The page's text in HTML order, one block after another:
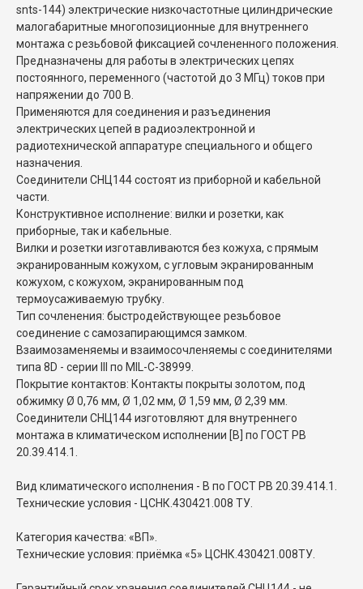
snts-144) электрические низкочастотные цилиндрические
малогабаритные многопозиционные для внутреннего
монтажа с резьбовой фиксацией сочлененного положения.
Предназначены для работы в электрических цепях
постоянного, переменного (частотой до 3 МГц) токов при
напряжении до 700 В.
Применяются для соединения и разъединения
электрических цепей в радиоэлектронной и
радиотехнической аппаратуре специального и общего
назначения.
Соединители СНЦ144 состоят из приборной и кабельной
части.
Конструктивное исполнение: вилки и розетки, как
приборные, так и кабельные.
Вилки и розетки изготавливаются без кожуха, с прямым
экранированным кожухом, с угловым экранированным
кожухом, с кожухом, экранированным под
термоусаживаемую трубку.
Тип сочленения: быстродействующее резьбовое
соединение с самозапирающимся замком.
Взаимозаменяемы и взаимосочленяемы с соединителями
типа 8D - серии III по MIL-C-38999.
Покрытие контактов: Контакты покрыты золотом, под
обжимку Ø 0,76 мм, Ø 1,02 мм, Ø 1,59 мм, Ø 2,39 мм.
Соединители СНЦ144 изготовляют для внутреннего
монтажа в климатическом исполнении [В] по ГОСТ РВ
20.39.414.1.
Вид климатического исполнения - В по ГОСТ РВ 20.39.414.1.
Технические условия - ЦСНК.430421.008 ТУ.
Категория качества: «ВП».
Технические условия: приёмка «5» ЦСНК.430421.008ТУ.